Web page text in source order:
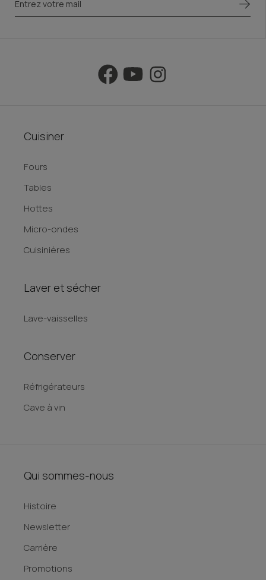
Cuisiner
Fours
Tables
Hottes
Micro-ondes
Cuisinières
Laver et sécher
Lave-vaisselles
Conserver
Réfrigérateurs
Cave à vin
Qui sommes-nous
Histoire
Newsletter
Carrière
Promotions